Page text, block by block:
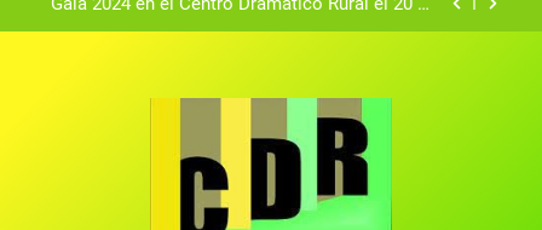
Gala 2024 en el Centro Dramático Rural el 20 de
convocado por el Centro Dramático Rural de Mira
(Cuenca)
Gala anual virtual del Centro Dramático Rural de
Gala del Centro Dramático Rural 2025
Gala 2024 en el Centro Dramático Rural el 20 de